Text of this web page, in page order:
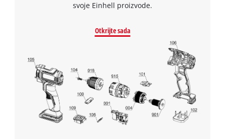
Google Maps service!
This content is not permitted to load due
to trackers that are not disclosed to the
visitor. The website owner needs to setup
the site with their CMP to add this content
to the list of technologies used.
Powered byUsercentrics Consent
Management Platform
svoje Einhell proizvode.
Otkrijte sada